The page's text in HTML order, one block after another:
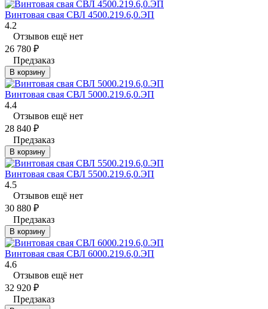
Винтовая свая СВЛ 4500.219.6,0.ЭП
4.2
Отзывов ещё нет
26 780 ₽
Предзаказ
В корзину
Винтовая свая СВЛ 5000.219.6,0.ЭП
4.4
Отзывов ещё нет
28 840 ₽
Предзаказ
В корзину
Винтовая свая СВЛ 5500.219.6,0.ЭП
4.5
Отзывов ещё нет
30 880 ₽
Предзаказ
В корзину
Винтовая свая СВЛ 6000.219.6,0.ЭП
4.6
Отзывов ещё нет
32 920 ₽
Предзаказ